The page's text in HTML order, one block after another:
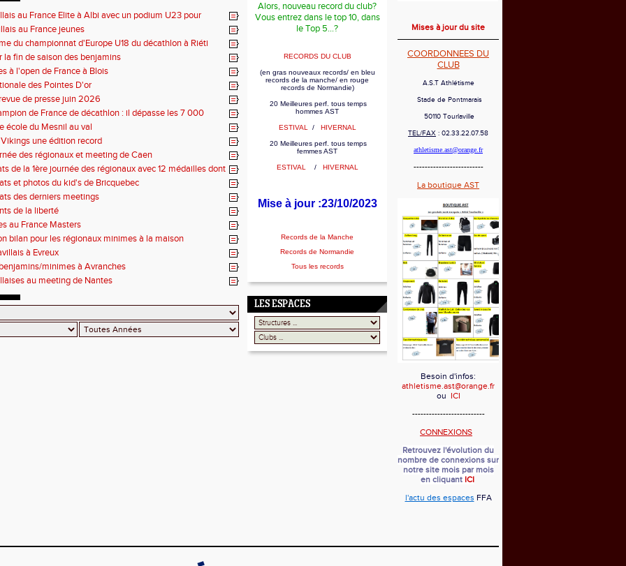
au France Elite à Albi avec un podium U23 pour
au France jeunes
du championnat d'Europe U18 du décathlon à Riéti
la fin de saison des benjamins
à l'open de France à Blois
des Pointes D'or
de presse juin 2026
de France de décathlon : il dépasse les 7 000
école du Mesnil au val
une édition record
des régionaux et meeting de Caen
de la 1ère journée des régionaux avec 12 médailles dont
et photos du kid's de Bricquebec
des derniers meetings
de la liberté
au France Masters
bilan pour les régionaux minimes à la maison
à Evreux
minimes à Avranches
au meeting de Nantes
Alors, nouveau record du club?
Vous entrez dans le top 10, dans
le Top 5...?
RECORDS DU CLUB
(en gras nouveaux records/ en bleu
records de la manche/ en rouge
records de Normandie)
20 Meilleures perf. tous temps
hommes AST
ESTIVAL / HIVERNAL
20 Meilleures perf. tous temps
femmes AST
ESTIVAL / HIVERNAL
Mise à jour :23/10/2023
Records de la Manche
Records de Normandie
Tous les records
LES ESPACES
Mises à jour du site
COORDONNEES DU
CLUB
A.S.T Athlétisme
Stade de Pontmarais
50110 Tourlaville
TEL/FAX : 02.33.22.07.58
athletisme.ast@orange.fr
-------------------------
La boutique AST
Besoin d'infos:
athletisme.ast@orange.fr
ou ICI
--------------------------
CONNEXIONS
Retrouvez l'évolution du
nombre de connexions sur
notre site mois par mois
en cliquant ICI
l'actu des espaces FFA